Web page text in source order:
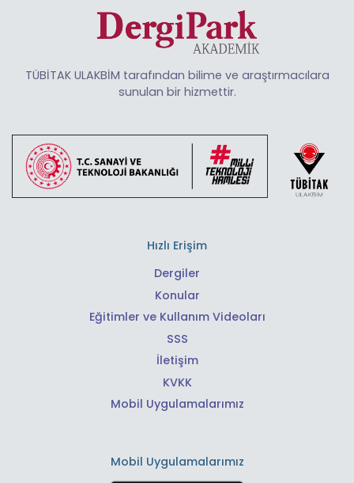
TÜBİTAK ULAKBİM tarafından bilime ve araştırmacılara
sunulan bir hizmettir.
Hızlı Erişim
Dergiler
Konular
Eğitimler ve Kullanım Videoları
SSS
İletişim
KVKK
Mobil Uygulamalarımız
Mobil Uygulamalarımız